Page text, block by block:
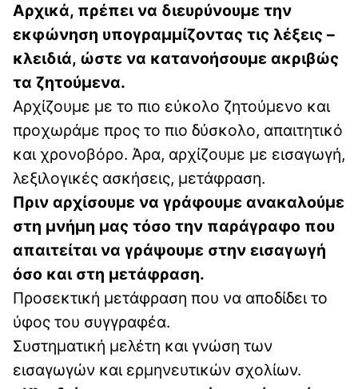
Αρχικά, πρέπει να διευρύνουμε την
εκφώνηση υπογραμμίζοντας τις λέξεις –
κλειδιά, ώστε να κατανοήσουμε ακριβώς
τα ζητούμενα.
Αρχίζουμε με το πιο εύκολο ζητούμενο και
προχωράμε προς το πιο δύσκολο, απαιτητικό
και χρονοβόρο. Άρα, αρχίζουμε με εισαγωγή,
λεξιλογικές ασκήσεις, μετάφραση.
Πριν αρχίσουμε να γράφουμε ανακαλούμε
στη μνήμη μας τόσο την παράγραφο που
απαιτείται να γράψουμε στην εισαγωγή
όσο και στη μετάφραση.
Προσεκτική μετάφραση που να αποδίδει το
ύφος του συγγραφέα.
Συστηματική μελέτη και γνώση των
εισαγωγών και ερμηνευτικών σχολίων.